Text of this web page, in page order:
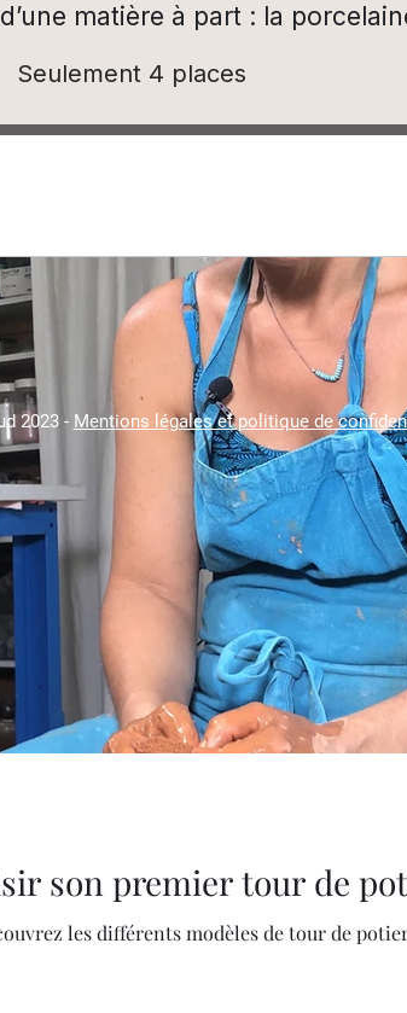
matière à part : la
Seulement 4 places
son premier tour de
les différents modèles de tour de
2023 - Mentions légales et politique de